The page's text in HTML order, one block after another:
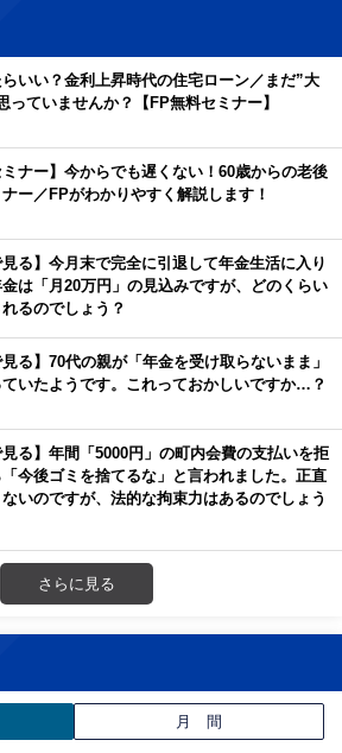
らいい？金利上昇時代の住宅ローン／まだ”大
っていませんか？【FP無料セミナー】
ミナー】今からでも遅くない！60歳からの老後
ー／FPがわかりやすく解説します！
見る】今月末で完全に引退して年金生活に入り
金は「月20万円」の見込みですが、どのくらい
るのでしょう？
見る】70代の親が「年金を受け取らないまま」
いたようです。これっておかしいですか…？
見る】年間「5000円」の町内会費の支払いを拒
今後ゴミを捨てるな」と言われました。正直
いのですが、法的な拘束力はあるのでしょう
さらに見る
月 間